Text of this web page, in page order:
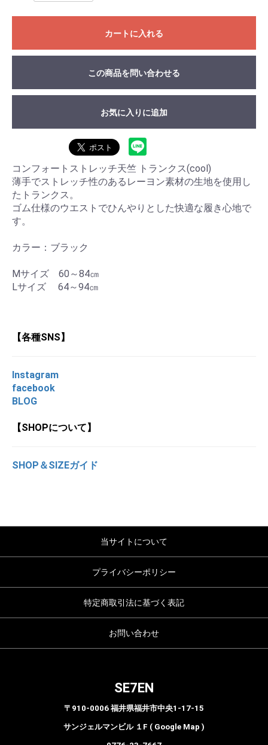
カートに入れる
この商品を問い合わせる
お気に入りに追加
コンフォートストレッチ天竺 トランクス(cool)
薄手でストレッチ性のあるレーヨン素材の生地を使用し
たトランクス。
ゴム仕様のウエストでひんやりとした快適な履き心地で
す。
カラー：ブラック
Mサイズ 60～84㎝
Lサイズ 64～94㎝
【各種SNS】
Instagram
facebook
BLOG
【SHOPについて】
SHOP＆SIZEガイド
当サイトについて
プライバシーポリシー
特定商取引法に基づく表記
お問い合わせ
SE7EN
〒910-0006 福井県福井市中央1-17-15
サンジェルマンビル １F ( Google Map )